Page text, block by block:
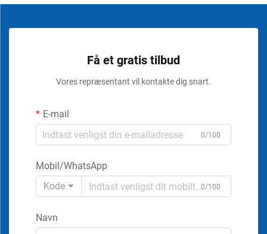
Få et gratis tilbud
Vores repræsentant vil kontakte dig snart.
E-mail
0/100
Mobil/WhatsApp
Kode
0/100
Navn